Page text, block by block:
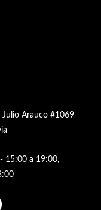
Julio Arauco #1069
15:00 a 19:00,